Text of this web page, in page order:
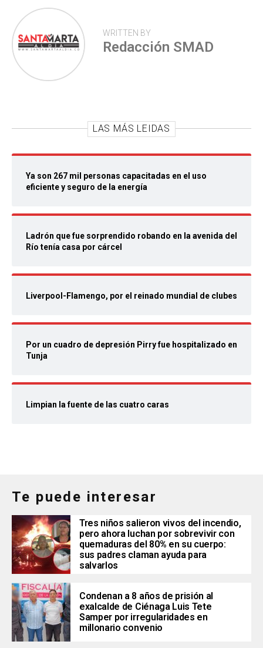
WRITTEN BY
Redacción SMAD
LAS MÁS LEIDAS
Ya son 267 mil personas capacitadas en el uso
eficiente y seguro de la energía
Ladrón que fue sorprendido robando en la avenida del
Río tenía casa por cárcel
Liverpool-Flamengo, por el reinado mundial de clubes
Por un cuadro de depresión Pirry fue hospitalizado en
Tunja
Limpian la fuente de las cuatro caras
Te puede interesar
Tres niños salieron vivos del incendio,
pero ahora luchan por sobrevivir con
quemaduras del 80% en su cuerpo:
sus padres claman ayuda para
salvarlos
Condenan a 8 años de prisión al
exalcalde de Ciénaga Luis Tete
Samper por irregularidades en
millonario convenio